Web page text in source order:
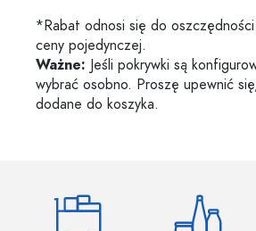
*Rabat odnosi się do
ceny pojedynczej.
Ważne: Jeśli pokrywki są
wybrać osobno. Proszę upewnić
dodane do koszyka.